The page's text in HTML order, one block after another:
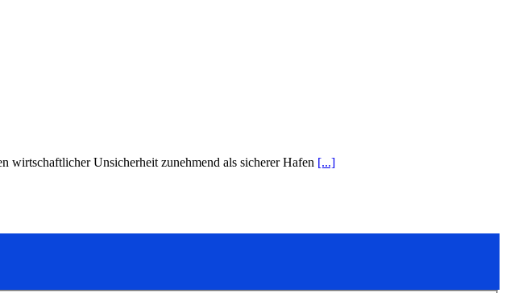
wirtschaftlicher Unsicherheit zunehmend als sicherer Hafen [...]